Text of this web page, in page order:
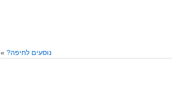
נוסעים לחיפה? »